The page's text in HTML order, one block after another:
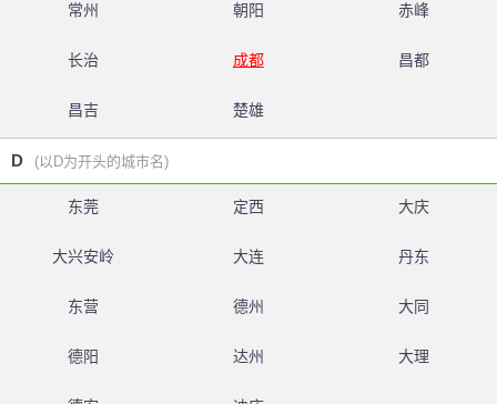
常州 朝阳 赤峰
长治 成都 昌都
昌吉 楚雄
D (以D为开头的城市名)
东莞 定西 大庆
大兴安岭 大连 丹东
东营 德州 大同
德阳 达州 大理